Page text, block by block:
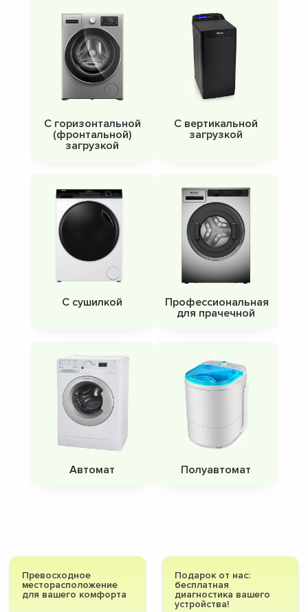
С горизонтальной
(фронтальной)
загрузкой
С вертикальной
загрузкой
С сушилкой
Профессиональная
для прачечной
Автомат Полуавтомат
Превосходное
месторасположение
для вашего комфорта
Подарок от нас:
бесплатная
диагностика вашего
устройства!